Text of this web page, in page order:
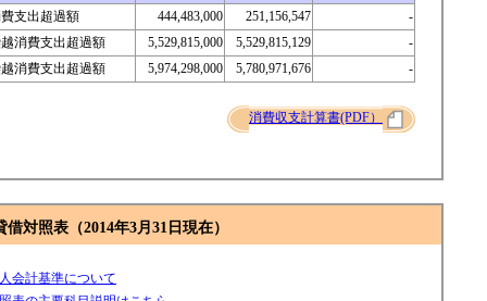
支出超過額
444,483,000 251,156,547
-
消費支出超過額
5,529,815,000 5,529,815,129
-
消費支出超過額
5,974,298,000 5,780,971,676 -
消費収支計算書(PDF）
借対照表（2014年3月31日現在）
会計基準について